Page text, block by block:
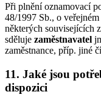
Při plnění oznamovací
48/1997 Sb., o
některých souvisejících
sděluje zaměstnavatel
zaměstnance, příp. jiné
11. Jaké jsou
dispozici